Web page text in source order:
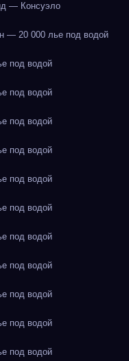
— Консуэло
— 20 000 лье под водой
под водой
под водой
под водой
под водой
под водой
под водой
под водой
под водой
под водой
под водой
под водой